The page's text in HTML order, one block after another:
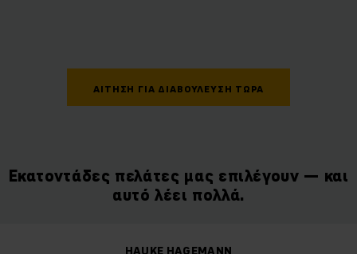
ΑΊΤΗΣΗ ΓΙΑ ΔΙΑΒΟΎΛΕΥΣΗ ΤΏΡΑ
Εκατοντάδες πελάτες μας επιλέγουν — και
αυτό λέει πολλά.